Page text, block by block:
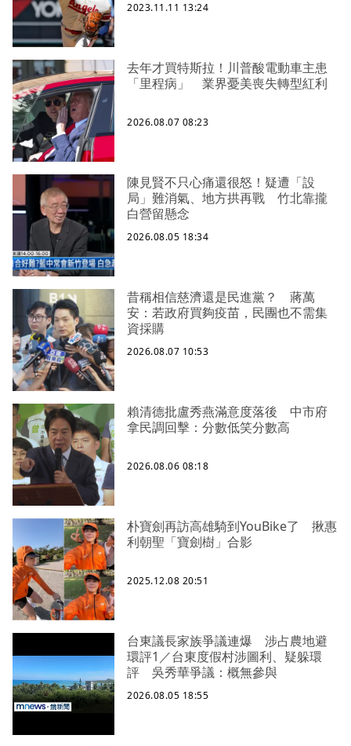
2023.11.11 13:24
去年才買特斯拉！川普酸電動車主患
「里程病」 業界憂美喪失轉型紅利
2026.08.07 08:23
陳見賢不只心痛還很怒！疑遭「設
局」難消氣、地方拱再戰 竹北靠攏
白營留懸念
2026.08.05 18:34
昔稱相信慈濟還是民進黨？ 蔣萬
安：若政府買夠疫苗，民團也不需集
資採購
2026.08.07 10:53
賴清德批盧秀燕滿意度落後 中市府
拿民調回擊：分數低笑分數高
2026.08.06 08:18
朴寶劍再訪高雄騎到YouBike了 揪惠
利朝聖「寶劍樹」合影
2025.12.08 20:51
台東議長家族爭議連爆 涉占農地避
環評1／台東度假村涉圖利、疑躲環
評 吳秀華爭議：概無參與
2026.08.05 18:55